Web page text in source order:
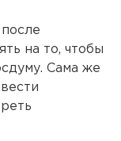
на то, чтобы
Сама же